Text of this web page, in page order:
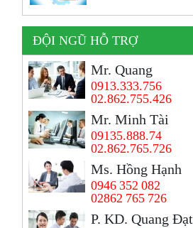
ĐỘI NGŨ HỖ TRỢ
Mr. Quang
0913.333.756
02.862.755.426
Mr. Minh Tài
09135.888.74
02.862.765.726
Ms. Hồng Hạnh
0946 352 082
02862 765 726
P. KD. Quang Đạt